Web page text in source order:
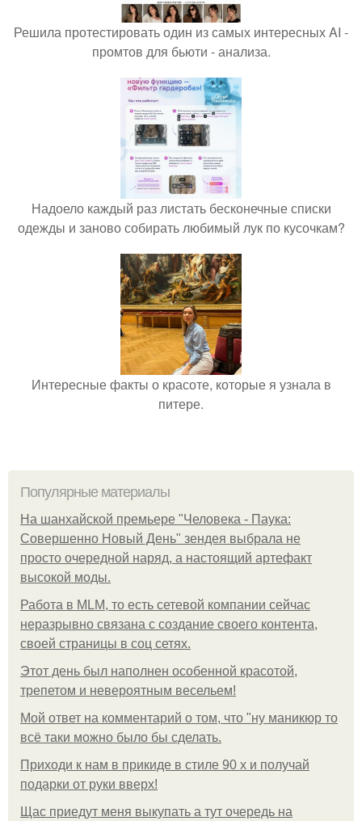
Решила протестировать один из самых интересных AI -
промтов для бьюти - анализа.
Надоело каждый раз листать бесконечные списки
одежды и заново собирать любимый лук по кусочкам?
Интересные факты о красоте, которые я узнала в
питере.
Популярные материалы
На шанхайской премьере "Человека - Паука:
Совершенно Новый День" зендея выбрала не
просто очередной наряд, а настоящий артефакт
высокой моды.
Работа в MLM, то есть сетевой компании сейчас
неразрывно связана с создание своего контента,
своей страницы в соц сетях.
Этот день был наполнен особенной красотой,
трепетом и невероятным весельем!
Мой ответ на комментарий о том, что "ну маникюр то
всё таки можно было бы сделать.
Приходи к нам в прикиде в стиле 90 х и получай
подарки от руки вверх!
Щас приедут меня выкупать а тут очередь на